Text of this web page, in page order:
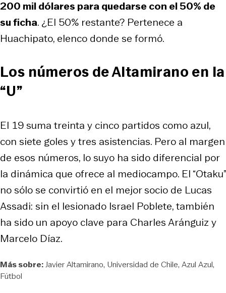
200 mil dólares para quedarse con el 50% de
su ficha. ¿El 50% restante? Pertenece a
Huachipato, elenco donde se formó.
Los números de Altamirano en la
“U”
El 19 suma treinta y cinco partidos como azul,
con siete goles y tres asistencias. Pero al margen
de esos números, lo suyo ha sido diferencial por
la dinámica que ofrece al mediocampo. El “Otaku”
no sólo se convirtió en el mejor socio de Lucas
Assadi: sin el lesionado Israel Poblete, también
ha sido un apoyo clave para Charles Aránguiz y
Marcelo Díaz.
Más sobre:Javier Altamirano Universidad de Chile Azul Azul
Fútbol